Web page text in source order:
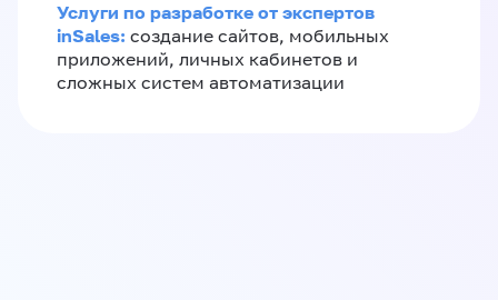
Услуги по разработке от экспертов
inSales: создание сайтов, мобильных
приложений, личных кабинетов и
сложных систем автоматизации